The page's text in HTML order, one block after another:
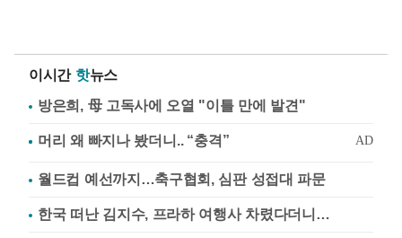
이시간 핫뉴스
방은희, 母 고독사에 오열 "이틀 만에 발견"
월드컵 예선까지…축구협회, 심판 성접대 파문
한국 떠난 김지수, 프라하 여행사 차렸다더니…